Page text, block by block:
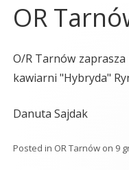
OR
O/R Tarnów
kawiarni "Hybryda"
Danuta Sajdak
Posted in OR Tarnów on 9